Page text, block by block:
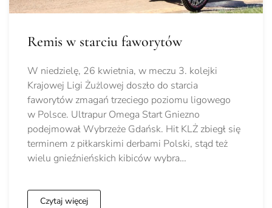
Remis w starciu faworytów
W niedzielę, 26 kwietnia, w meczu 3. kolejki
Krajowej Ligi Żużlowej doszło do starcia
faworytów zmagań trzeciego poziomu ligowego
w Polsce. Ultrapur Omega Start Gniezno
podejmował Wybrzeże Gdańsk. Hit KLŻ zbiegł się
terminem z piłkarskimi derbami Polski, stąd też
wielu gnieźnieńskich kibiców wybra…
Czytaj więcej